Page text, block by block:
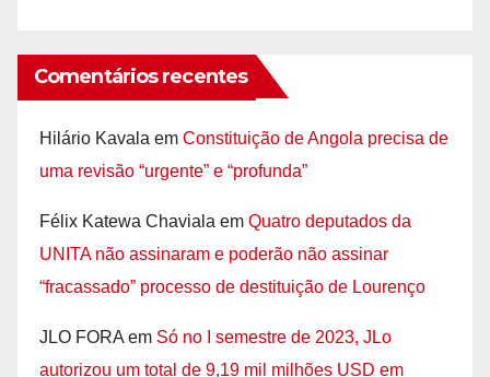
Comentários recentes
Hilário Kavala em Constituição de Angola precisa de
uma revisão “urgente” e “profunda”
Félix Katewa Chaviala em Quatro deputados da
UNITA não assinaram e poderão não assinar
“fracassado” processo de destituição de Lourenço
JLO FORA em Só no I semestre de 2023, JLo
autorizou um total de 9,19 mil milhões USD em